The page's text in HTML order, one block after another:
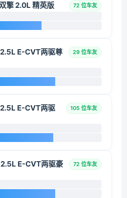
擎 2.0L 精英版 72 位车友
E-CVT两驱尊
29 位车友
E-CVT两驱
105 位车友
E-CVT两驱豪
72 位车友